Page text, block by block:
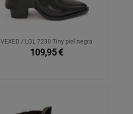
VEXED / LOL 7230 Tiny piel negra
109,95 €